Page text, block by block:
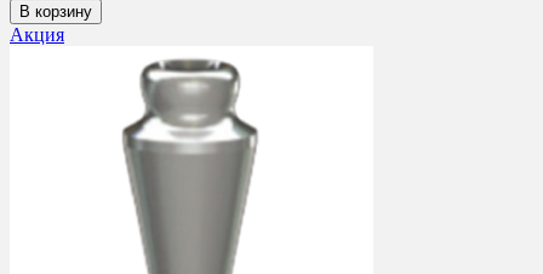
В корзину
Акция